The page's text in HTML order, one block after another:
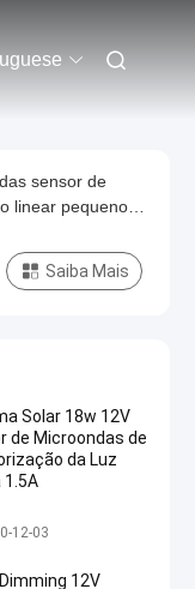
sensor de
linear pequeno
Saiba Mais
Solar 18w 12V
de Microondas de
da Luz
1.5A
microondas de 12
12-03
12V